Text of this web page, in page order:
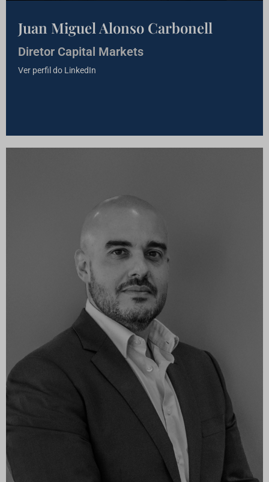
Juan Miguel Alonso Carbonell
Diretor Capital Markets
Ver perfil do LinkedIn